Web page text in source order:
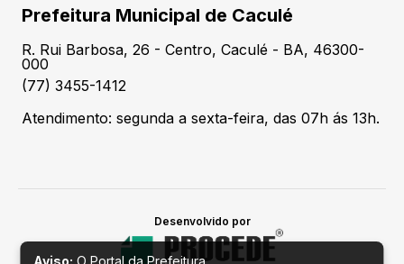
Prefeitura Municipal de Caculé
R. Rui Barbosa, 26 - Centro, Caculé - BA, 46300-
000
(77) 3455-1412
Atendimento: segunda a sexta-feira, das 07h ás 13h.
Desenvolvido por
Aviso: O Portal da Prefeitura